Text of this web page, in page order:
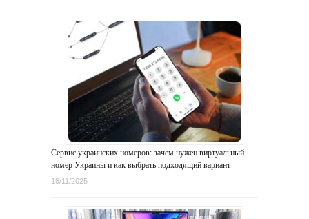
Сервис украинских номеров: зачем нужен виртуальный
номер Украины и как выбрать подходящий вариант
18/11/2025